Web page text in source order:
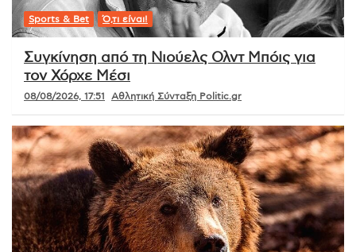
Sports & Bet Ό,τι είναι!
Συγκίνηση από τη Νιούελς Ολντ Μπόις για
τον Χόρχε Μέσι
08/08/2026, 17:51 Αθλητική Σύνταξη Politic.gr